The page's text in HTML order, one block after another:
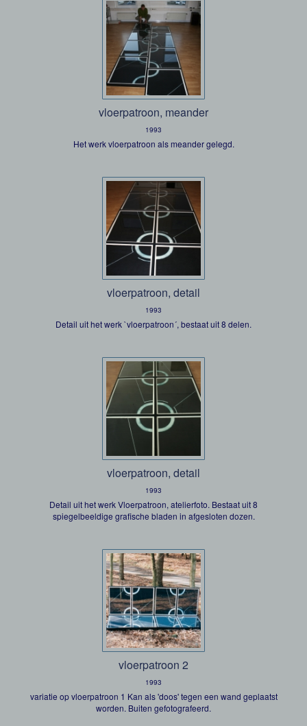
vloerpatroon, meander
1993
Het werk vloerpatroon als meander gelegd.
vloerpatroon, detail
1993
Detail uit het werk `vloerpatroon´, bestaat uit 8 delen.
vloerpatroon, detail
1993
Detail uit het werk Vloerpatroon, atelierfoto. Bestaat uit 8
spiegelbeeldige grafische bladen in afgesloten dozen.
vloerpatroon 2
1993
variatie op vloerpatroon 1 Kan als 'doos' tegen een wand geplaatst
worden. Buiten gefotografeerd.